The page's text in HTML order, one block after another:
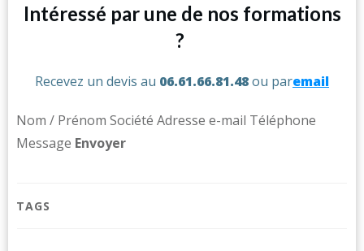
Intéressé par une de nos formations
?
Recevez un devis au 06.61.66.81.48ou paremail
Nom / Prénom Société Adresse e-mail Téléphone
Message ​ Envoyer
TAGS